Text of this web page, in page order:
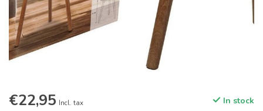
€22,95 Incl. tax In stock